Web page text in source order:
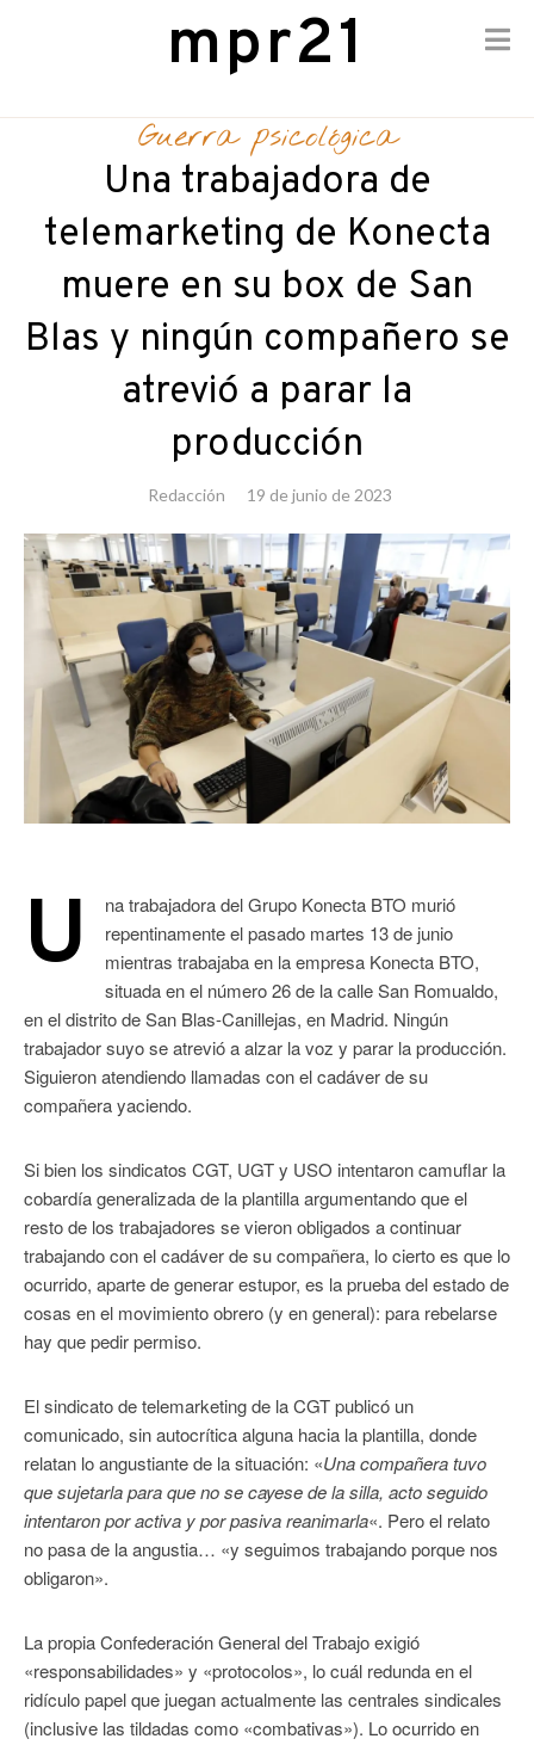
mpr21
Guerra psicológica
Una trabajadora de
telemarketing de Konecta
muere en su box de San
Blas y ningún compañero se
atrevió a parar la
producción
Redacción 19 de junio de 2023
U
na trabajadora del Grupo Konecta BTO murió
repentinamente el pasado martes 13 de junio
mientras trabajaba en la empresa Konecta BTO,
situada en el número 26 de la calle San Romualdo,
en el distrito de San Blas-Canillejas, en Madrid. Ningún
trabajador suyo se atrevió a alzar la voz y parar la producción.
Siguieron atendiendo llamadas con el cadáver de su
compañera yaciendo.
Si bien los sindicatos CGT, UGT y USO intentaron camuflar la
cobardía generalizada de la plantilla argumentando que el
resto de los trabajadores se vieron obligados a continuar
trabajando con el cadáver de su compañera, lo cierto es que lo
ocurrido, aparte de generar estupor, es la prueba del estado de
cosas en el movimiento obrero (y en general): para rebelarse
hay que pedir permiso.
El sindicato de telemarketing de la CGT publicó un
comunicado, sin autocrítica alguna hacia la plantilla, donde
relatan lo angustiante de la situación: «Una compañera tuvo
que sujetarla para que no se cayese de la silla, acto seguido
intentaron por activa y por pasiva reanimarla«. Pero el relato
no pasa de la angustia… «y seguimos trabajando porque nos
obligaron».
La propia Confederación General del Trabajo exigió
«responsabilidades» y «protocolos», lo cuál redunda en el
ridículo papel que juegan actualmente las centrales sindicales
(inclusive las tildadas como «combativas»). Lo ocurrido en